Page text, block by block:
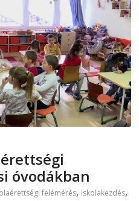
óvodákban
felémérés, iskolakezdés,